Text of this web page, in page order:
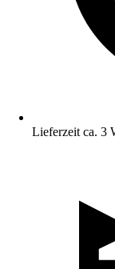
Lieferzeit ca. 3